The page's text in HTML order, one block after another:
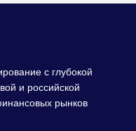
с глубокой
и российской
рынков